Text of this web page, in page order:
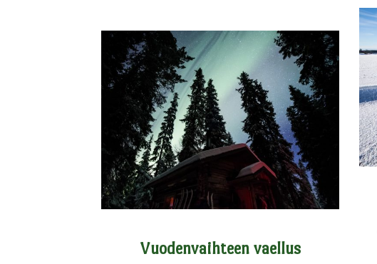
Vuodenvaihteen vaellus